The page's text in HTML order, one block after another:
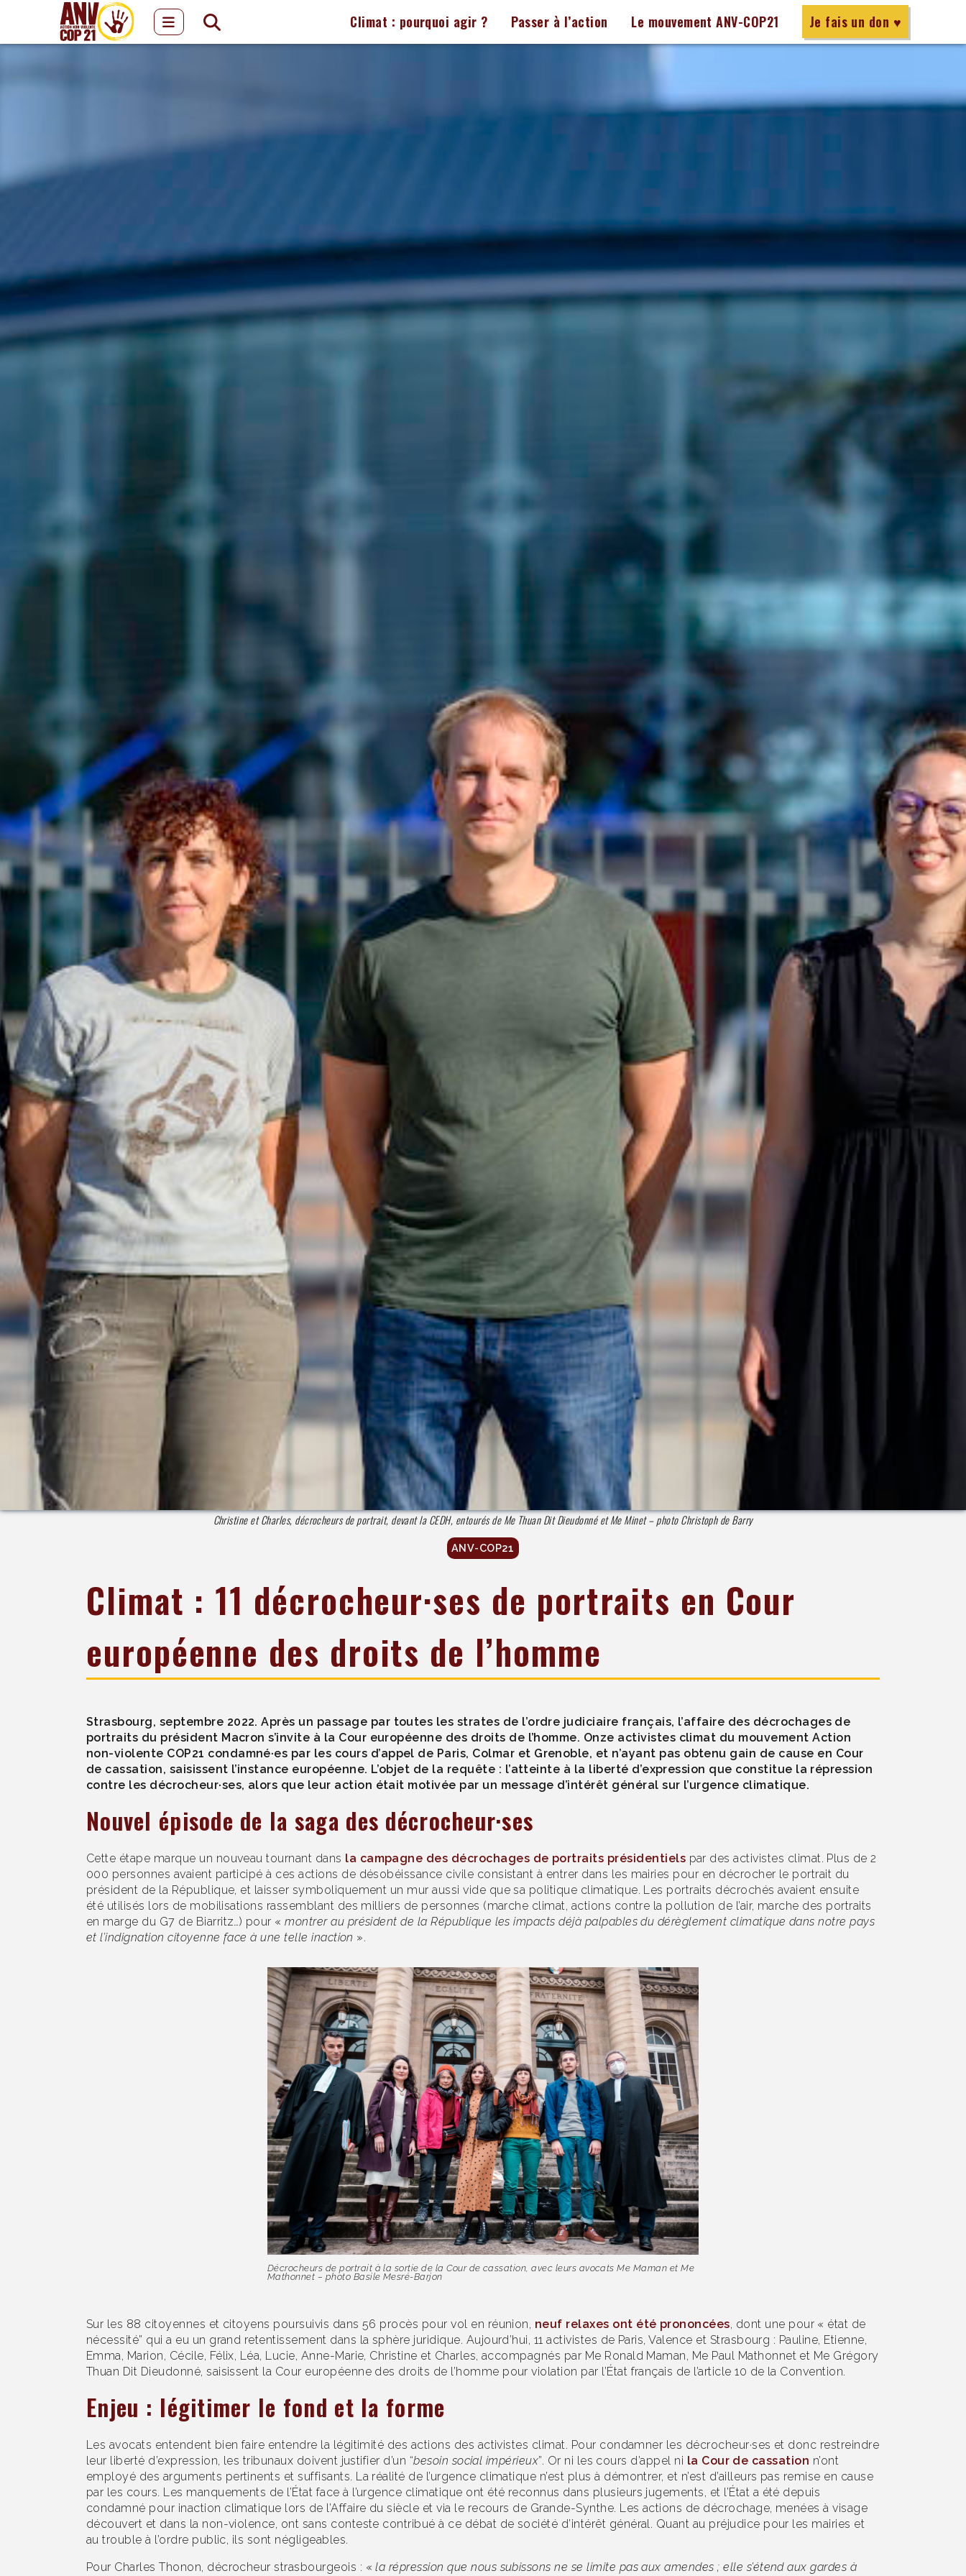
Climat : pourquoi agir ? Passer à l’action Le mouvement ANV-COP21 Je fais un don ♥
Christine et Charles, décrocheurs de portrait, devant la CEDH, entourés de Me Thuan Dit Dieudonné et Me Minet – photo Christoph de Barry
ANV-COP21
Climat : 11 décrocheur·ses de portraits en Cour
européenne des droits de l’homme
Strasbourg, septembre 2022. Après un passage par toutes les strates de l’ordre judiciaire français, l’affaire des décrochages de
portraits du président Macron s’invite à la Cour européenne des droits de l’homme. Onze activistes climat du mouvement Action
non-violente COP21 condamné·es par les cours d’appel de Paris, Colmar et Grenoble, et n’ayant pas obtenu gain de cause en Cour
de cassation, saisissent l’instance européenne. L’objet de la requête : l’atteinte à la liberté d’expression que constitue la répression
contre les décrocheur·ses, alors que leur action était motivée par un message d’intérêt général sur l’urgence climatique.
Nouvel épisode de la saga des décrocheur·ses
Cette étape marque un nouveau tournant dans la campagne des décrochages de portraits présidentiels par des activistes climat. Plus de 2
000 personnes avaient participé à ces actions de désobéissance civile consistant à entrer dans les mairies pour en décrocher le portrait du
président de la République, et laisser symboliquement un mur aussi vide que sa politique climatique. Les portraits décrochés avaient ensuite
été utilisés lors de mobilisations rassemblant des milliers de personnes (marche climat, actions contre la pollution de l’air, marche des portraits
en marge du G7 de Biarritz…) pour «montrer au président de la République les impacts déjà palpables du dérèglement climatique dans notre pays
et l’indignation citoyenne face à une telle inaction ».
Décrocheurs de portrait à la sortie de la Cour de cassation, avec leurs avocats Me Maman et Me
Mathonnet – photo Basile Mesré-Barjon
Sur les 88 citoyennes et citoyens poursuivis dans 56 procès pour vol en réunion, neuf relaxes ont été prononcées, dont une pour « état de
nécessité” qui a eu un grand retentissement dans la sphère juridique. Aujourd’hui, 11 activistes de Paris, Valence et Strasbourg : Pauline, Etienne,
Emma, Marion, Cécile, Félix, Léa, Lucie, Anne-Marie, Christine et Charles, accompagnés par Me Ronald Maman, Me Paul Mathonnet et Me Grégory
Thuan Dit Dieudonné, saisissent la Cour européenne des droits de l’homme pour violation par l’État français de l’article 10 de la Convention.
Enjeu : légitimer le fond et la forme
Les avocats entendent bien faire entendre la légitimité des actions des activistes climat. Pour condamner les décrocheur·ses et donc restreindre
leur liberté d’expression, les tribunaux doivent justifier d’un “besoin social impérieux”. Or ni les cours d’appel ni la Cour de cassation n’ont
employé des arguments pertinents et suffisants. La réalité de l’urgence climatique n’est plus à démontrer, et n’est d’ailleurs pas remise en cause
par les cours. Les manquements de l’État face à l’urgence climatique ont été reconnus dans plusieurs jugements, et l’État a été depuis
condamné pour inaction climatique lors de l’Affaire du siècle et via le recours de Grande-Synthe. Les actions de décrochage, menées à visage
découvert et dans la non-violence, ont sans conteste contribué à ce débat de société d’intérêt général. Quant au préjudice pour les mairies et
au trouble à l’ordre public, ils sont négligeables.
Pour Charles Thonon, décrocheur strasbourgeois : «la répression que nous subissons ne se limite pas aux amendes ; elle s’étend aux gardes à